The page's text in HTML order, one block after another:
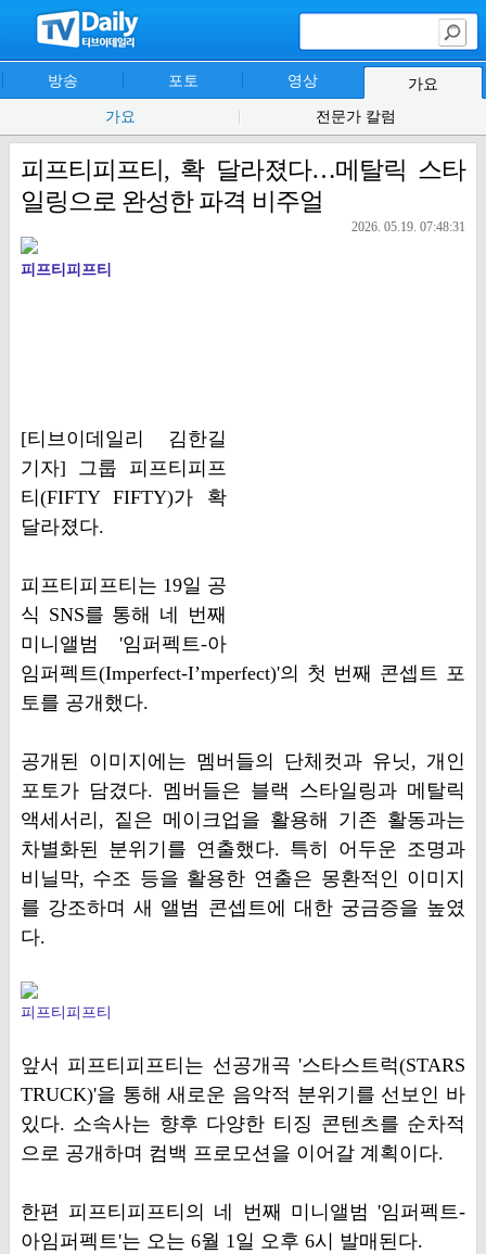
방송 포토 영상
가요
가요
전문가 칼럼
피프티피프티, 확 달라졌다…메탈릭 스타
일링으로 완성한 파격 비주얼
2026. 05.19. 07:48:31
피프티피프티
[티브이데일리 김한길
기자] 그룹 피프티피프
티(FIFTY FIFTY)가 확
달라졌다.
피프티피프티는 19일 공
식 SNS를 통해 네 번째
미니앨범 '임퍼펙트-아
임퍼펙트(Imperfect-I’mperfect)'의 첫 번째 콘셉트 포
토를 공개했다.
공개된 이미지에는 멤버들의 단체컷과 유닛, 개인
포토가 담겼다. 멤버들은 블랙 스타일링과 메탈릭
액세서리, 짙은 메이크업을 활용해 기존 활동과는
차별화된 분위기를 연출했다. 특히 어두운 조명과
비닐막, 수조 등을 활용한 연출은 몽환적인 이미지
를 강조하며 새 앨범 콘셉트에 대한 궁금증을 높였
다.
피프티피프티
앞서 피프티피프티는 선공개곡 '스타스트럭(STARS
TRUCK)'을 통해 새로운 음악적 분위기를 선보인 바
있다. 소속사는 향후 다양한 티징 콘텐츠를 순차적
으로 공개하며 컴백 프로모션을 이어갈 계획이다.
한편 피프티피프티의 네 번째 미니앨범 '임퍼펙트-
아임퍼펙트'는 오는 6월 1일 오후 6시 발매된다.